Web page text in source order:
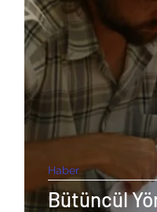
Bütüncül
Haber